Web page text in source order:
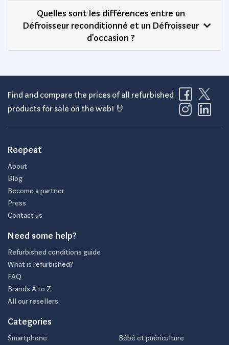
Quelles sont les différences entre un
Défroisseur reconditionné et un Défroisseur
d'occasion ?
Find and compare the prices of all refurbished
products for sale on the web! 🤘
Reepeat
About
Blog
Become a partner
Press
Contact us
Need some help?
Refurbished conditions guide
What is refurbished?
FAQ
Brands A to Z
All our resellers
Categories
Smartphone
Bébé et puériculture